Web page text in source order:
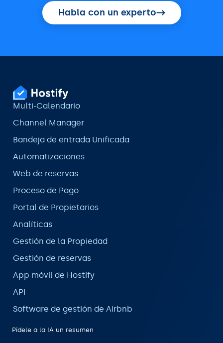
Habla con un experto
Multi-Calendario
Channel Manager
Bandeja de entrada Unificada
Automatizaciones
Web de reservas
Proceso de Pago
Portal de Propietarios
Analíticas
Gestión de la Propiedad
Gestión de reservas
App móvil de Hostify
API
Software de gestión de Airbnb
Pídele a la IA un resumen